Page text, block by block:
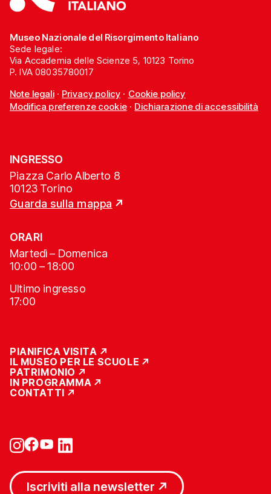
Museo Nazionale del Risorgimento Italiano
Sede legale:
Via Accademia delle Scienze 5, 10123 Torino
P. IVA 08035780017
Note legali· Privacy policy · Cookie policy
Modifica preferenze cookie· Dichiarazione di accessibilità
INGRESSO
Piazza Carlo Alberto 8
10123 Torino
Guarda sulla mappa
ORARI
Martedì – Domenica
10:00 – 18:00
Ultimo ingresso
17:00
PIANIFICA VISITA
IL MUSEO PER LE SCUOLE
PATRIMONIO
IN PROGRAMMA
CONTATTI
Iscriviti alla newsletter